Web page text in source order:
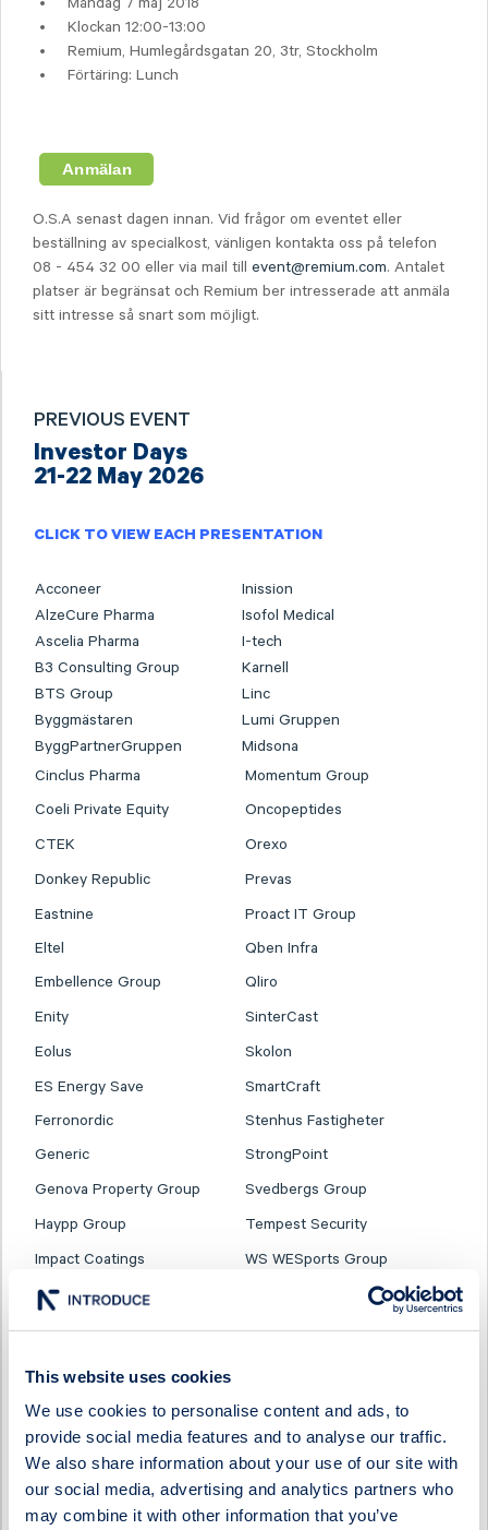
This website uses cookies
We use cookies to personalise content and ads, to
provide social media features and to analyse our traffic.
We also share information about your use of our site with
our social media, advertising and analytics partners who
may combine it with other information that you’ve
Måndag 7 maj 2018
Klockan 12:00-13:00
Remium, Humlegårdsgatan 20, 3tr, Stockholm
Förtäring: Lunch
O.S.A senast dagen innan. Vid frågor om eventet eller
beställning av specialkost, vänligen kontakta oss på telefon
08 - 454 32 00 eller via mail till event@remium.com. Antalet
platser är begränsat och Remium ber intresserade att anmäla
sitt intresse så snart som möjligt.
PREVIOUS EVENT
Investor Days
21-22 May 2026
CLICK TO VIEW EACH PRESENTATION
Acconeer
Inission
AlzeCure Pharma
Isofol Medical
Ascelia Pharma
I-tech
B3 Consulting Group
Karnell
BTS Group
Linc
Byggmästaren
Lumi Gruppen
ByggPartnerGruppen
Midsona
Cinclus Pharma
Momentum Group
Coeli Private Equity
Oncopeptides
CTEK
Orexo
Donkey Republic
Prevas
Eastnine
Proact IT Group
Eltel
Qben Infra
Embellence Group
Qliro
Enity
SinterCast
Eolus
Skolon
ES Energy Save
SmartCraft
Ferronordic
Stenhus Fastigheter
Generic
StrongPoint
Genova Property Group
Svedbergs Group
Haypp Group
Tempest Security
Impact Coatings
WS WESports Group
Infrea